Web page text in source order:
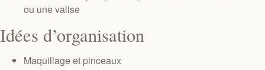
ou une valise
Idées d’organisation
Maquillage et pinceaux